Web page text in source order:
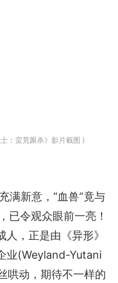
︰蛮荒厮杀》影片截图 )
满新意，“血兽”竟与
已令观众眼前一亮！
，正是由《异形》
业(Weyland-Yutani
哄动，期待不一样的